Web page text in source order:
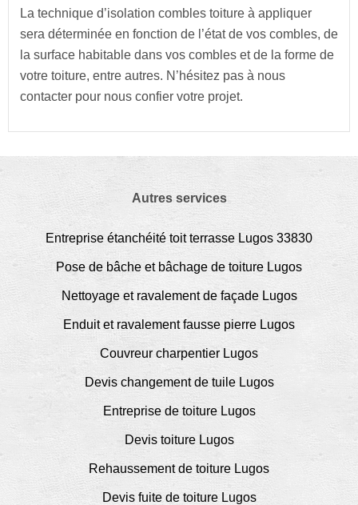
La technique d’isolation combles toiture à appliquer
sera déterminée en fonction de l’état de vos combles, de
la surface habitable dans vos combles et de la forme de
votre toiture, entre autres. N’hésitez pas à nous
contacter pour nous confier votre projet.
Autres services
Entreprise étanchéité toit terrasse Lugos 33830
Pose de bâche et bâchage de toiture Lugos
Nettoyage et ravalement de façade Lugos
Enduit et ravalement fausse pierre Lugos
Couvreur charpentier Lugos
Devis changement de tuile Lugos
Entreprise de toiture Lugos
Devis toiture Lugos
Rehaussement de toiture Lugos
Devis fuite de toiture Lugos